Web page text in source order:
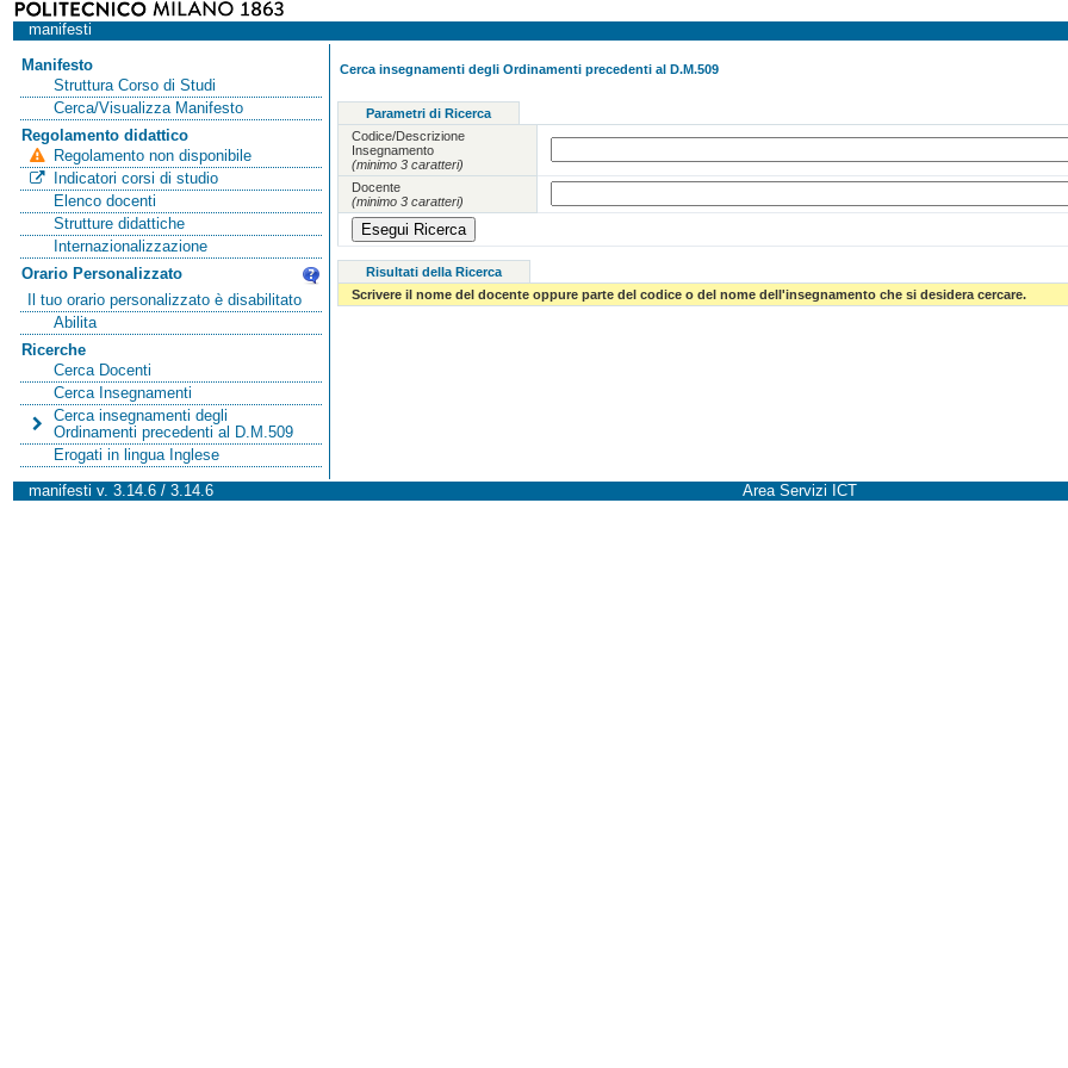
manifesti
Manifesto
Struttura Corso di Studi
Cerca/Visualizza Manifesto
Regolamento didattico
Regolamento non disponibile
Indicatori corsi di studio
Elenco docenti
Strutture didattiche
Internazionalizzazione
Orario Personalizzato
Il tuo orario personalizzato è disabilitato
Abilita
Ricerche
Cerca Docenti
Cerca Insegnamenti
Cerca insegnamenti degli
Ordinamenti precedenti al D.M.509
Erogati in lingua Inglese
Cerca insegnamenti degli Ordinamenti precedenti al D.M.509
Parametri di Ricerca
Codice/Descrizione
Insegnamento
(minimo 3 caratteri)
Docente
(minimo 3 caratteri)
Risultati della Ricerca
Scrivere il nome del docente oppure parte del codice o del nome dell'insegnamento che si desidera cercare.
manifesti v. 3.14.6 / 3.14.6 Area Servizi ICT